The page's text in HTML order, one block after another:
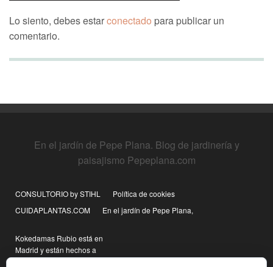
Lo siento, debes estarconectado para publicar un
comentario.
En el jardín de Pepe Plana. Blog de jardinería y
paisajismo Pepeplana.com
CONSULTORIO by STIHL
Política de cookies
CUIDAPLANTAS.COM
En el jardín de Pepe Plana,
Kokedamas Rubio está en
Madrid y están hechos a
mano